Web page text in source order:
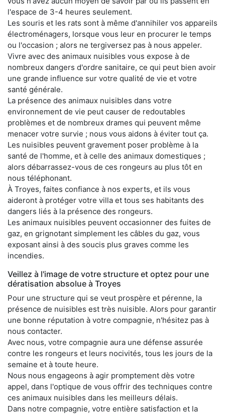
l'espace de 3-4 heures seulement.
Les souris et les rats sont à même d'annihiler vos appareils
électroménagers, lorsque vous leur en procurer le temps
ou l'occasion ; alors ne tergiversez pas à nous appeler.
Vivre avec des animaux nuisibles vous expose à de
nombreux dangers d'ordre sanitaire, ce qui peut bien avoir
une grande influence sur votre qualité de vie et votre
santé générale.
La présence des animaux nuisibles dans votre
environnement de vie peut causer de redoutables
problèmes et de nombreux drames qui peuvent même
menacer votre survie ; nous vous aidons à éviter tout ça.
Les nuisibles peuvent gravement poser problème à la
santé de l'homme, et à celle des animaux domestiques ;
alors débarrassez-vous de ces rongeurs au plus tôt en
nous téléphonant.
À Troyes, faites confiance à nos experts, et ils vous
aideront à protéger votre villa et tous ses habitants des
dangers liés à la présence des rongeurs.
Les animaux nuisibles peuvent occasionner des fuites de
gaz, en grignotant simplement les câbles du gaz, vous
exposant ainsi à des soucis plus graves comme les
incendies.
Veillez à l'image de votre structure et optez pour une
dératisation absolue à Troyes
Pour une structure qui se veut prospère et pérenne, la
présence de nuisibles est très nuisible. Alors pour garantir
une bonne réputation à votre compagnie, n'hésitez pas à
nous contacter.
Avec nous, votre compagnie aura une défense assurée
contre les rongeurs et leurs nocivités, tous les jours de la
semaine et à toute heure.
Nous nous engageons à agir promptement dès votre
appel, dans l'optique de vous offrir des techniques contre
ces animaux nuisibles dans les meilleurs délais.
Dans notre compagnie, votre entière satisfaction et la